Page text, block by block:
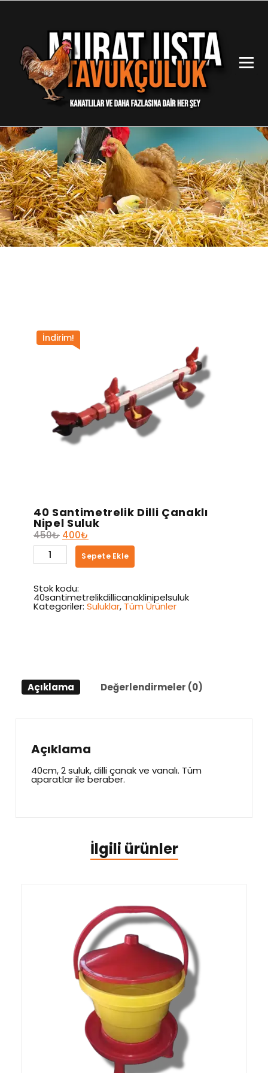
İçeriğe
İndirim!
40 Santimetrelik Dilli Çanaklı
Nipel Suluk
450₺ Orijinal
fiyat:
450₺.
400₺
andaki
fiyat:
400₺.
40
Santimetrelik
Dilli
Nipel
Suluk
adet
Sepete Ekle
Stok kodu:
40santimetrelikdillicanaklinipelsuluk
Kategoriler: Suluklar, Tüm Ürünler
Açıklama Değerlendirmeler (0)
Açıklama
40cm, 2 suluk, dilli çanak ve vanalı. Tüm
aparatlar ile beraber.
İlgili ürünler